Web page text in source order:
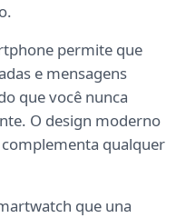
permite que
e mensagens
que você nunca
O design moderno
complementa qualquer
que una